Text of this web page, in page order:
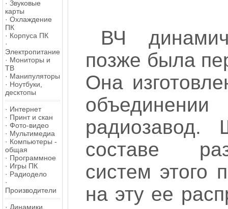
· Звуковые
карты
· Охлаждение
ПК
· Корпуса ПК
·
Электропитание
· Мониторы и
ТВ
· Манипуляторы
· Ноутбуки,
десктопы
· Интернет
· Принт и скан
· Фото-видео
· Мультимедиа
· Компьютеры -
общая
· Программное
· Игры ПК
· Радиодело
·
Производители
· Динамики,
ВЧ
позже была
Она
радиозавод.
составе
систем этого
на эту ее